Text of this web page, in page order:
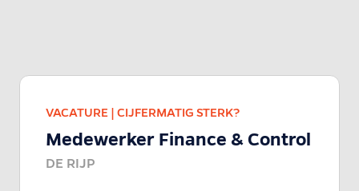
VACATURE | CIJFERMATIG STERK?
Medewerker Finance & Control
DE RIJP